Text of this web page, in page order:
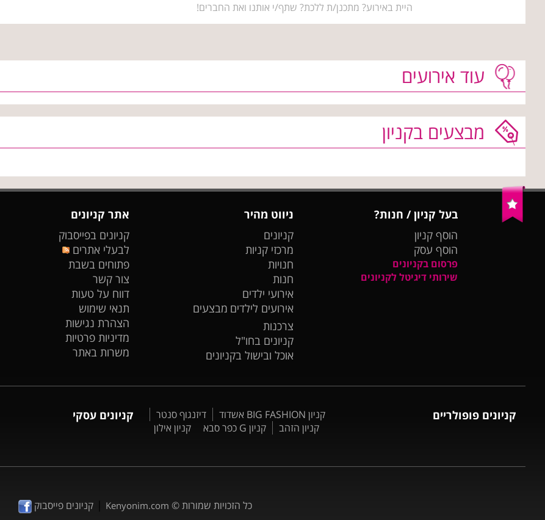
היית באירוע? מתכנן/ת ללכת? שתף/י אותנו ואת החברים!
עוד אירועים
מבצעים בקניון
בעל קניון / חנות?
הוסף קניון
הוסף עסק
פרסום בקניונים
שירותי דיגיטל לקניונים
ניווט מהיר
קניונים
מרכזי קניות
חנויות
חנות
אירועי ילדים
אירועים לילדים מבצעים
צרכנות
קניונים בחו"ל
אוכל ובישול בקניונים
אתר קניונים
קניונים בפייסבוק
לבעלי אתרים
פתוחים בשבת
צור קשר
דווח על טעות
תנאי שימוש
הצהרת נגישות
מדיניות פרטיות
משרות באתר
קניונים פופולריים קניון BIG FASHION אשדוד
דיזנגוף סנטר
קניון הזהב
קניון G כפר סבא קניון אילון
קניונים עסקי
כל הזכויות שמורות © Kenyonim.com
|קניונים פייסבוק